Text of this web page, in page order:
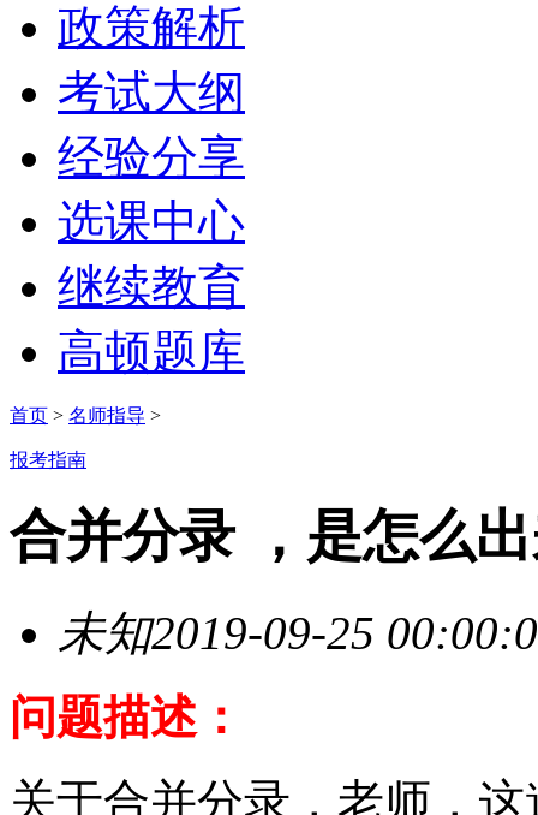
政策解析
考试大纲
经验分享
选课中心
继续教育
高顿题库
首页 > 名师指导 >
报考指南
合并分录 ，是怎么
未知2019-09-25
问题描述：
关于合并分录，老师，